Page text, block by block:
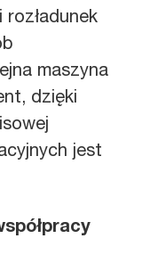
rozładunek
maszyna
dzięki
jest